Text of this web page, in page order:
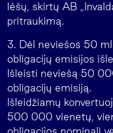
lėšų, skirtų AB
pritraukimą.
3. Dėl neviešos 50
obligacijų emisijos
Išleisti neviešą 50
obligacijų emisiją.
Išleidžiamų
500 000 vienetų,